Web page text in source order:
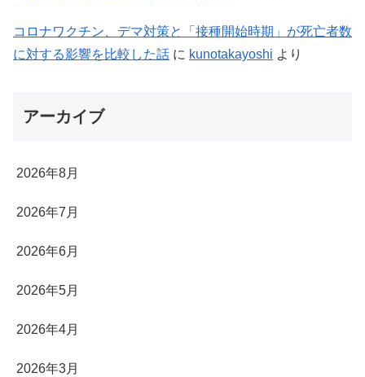
コロナワクチン、デマ対策と「接種開始時期」が死亡者数
に対する影響を比較した話 に kunotakayoshi より
アーカイブ
2026年8月
2026年7月
2026年6月
2026年5月
2026年4月
2026年3月